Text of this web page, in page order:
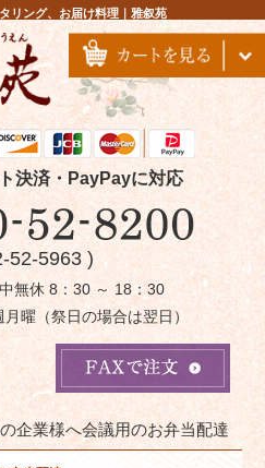
リング、お届け料理｜雅叙苑
決済・PayPayに対応
52-5963 )
無休 8：30 ～ 18：30
月曜（祭日の場合は翌日）
企業様へ会議用のお弁当配達